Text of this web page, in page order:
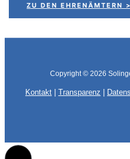
ZU DEN EHRENÄMTERN >
Copyright © 2026
Kontakt Transparenz